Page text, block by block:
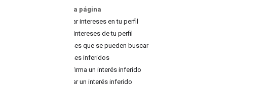
En esta página
Guardar intereses en tu perfil
Quitar intereses de tu perfil
Intereses que se pueden buscar
Intereses inferidos
Confirma un interés inferido
Quitar un interés inferido